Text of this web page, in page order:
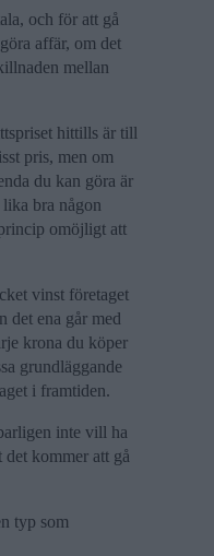
och för att gå
affär, om det
mellan
hittills är till
pris, men om
du kan göra är
bra någon
omöjligt att
vinst företaget
det ena går med
krona du köper
grundläggande
i framtiden.
inte vill ha
kommer att gå
typ som